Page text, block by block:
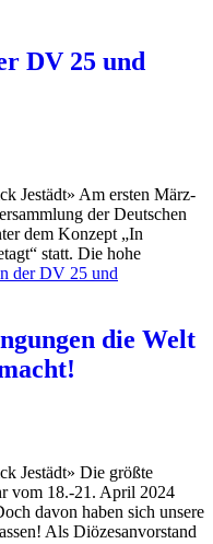
DV 25 und
Jestädt» Am ersten März-
der Deutschen
dem Konzept „In
statt. Die hohe
der DV 25 und
die Welt
Jestädt» Die größte
vom 18.-21. April 2024
davon haben sich unsere
Als Diözesanvorstand